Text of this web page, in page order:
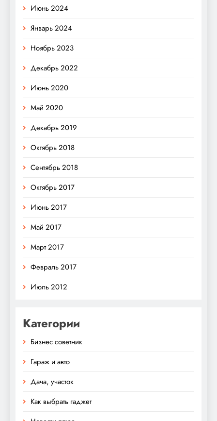
Июнь 2024
Январь 2024
Ноябрь 2023
Декабрь 2022
Июнь 2020
Май 2020
Декабрь 2019
Октябрь 2018
Сентябрь 2018
Октябрь 2017
Июнь 2017
Май 2017
Март 2017
Февраль 2017
Июль 2012
Категории
Бизнес советник
Гараж и авто
Дача, участок
Как выбрать гаджет